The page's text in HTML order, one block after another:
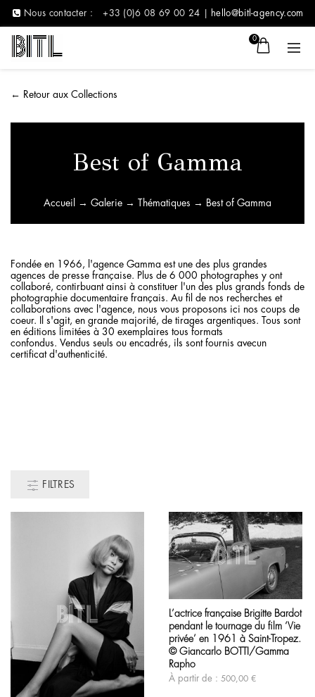
Nous contacter : +33 (0)6 08 69 00 24 | hello@bitl-agency.com
0
← Retour aux Collections
Best of Gamma
Accueil → Galerie → Thématiques → Best of Gamma
Fondée en 1966, l'agence Gamma est une des plus grandes
agences de presse française. Plus de 6 000 photographes y ont
collaboré, contirbuant ainsi à constituer l'un des plus grands fonds de
photographie documentaire français. Au fil de nos recherches et
collaborations avec l'agence, nous vous proposons ici nos coups de
coeur. Il s'agit, en grande majorité, de tirages argentiques. Tous sont
en éditions limitées à 30 exemplaires tous formats
confondus. Vendus seuls ou encadrés, ils sont fournis avecun
certificat d'authenticité.
FILTRES
Ce
a
plusieurs
variations.
Les
options
peuvent
être
L’actrice française Brigitte Bardot
pendant le tournage du film ‘Vie
privée’ en 1961 à Saint-Tropez.
© Giancarlo BOTTI/Gamma
Rapho
À partir de : 500,00 €